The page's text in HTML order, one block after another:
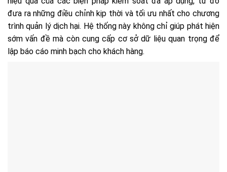
đưa ra những điều chỉnh kịp thời và tối ưu nhất cho chương
trình quản lý dịch hại. Hệ thống này không chỉ giúp phát hiện
sớm vấn đề mà còn cung cấp cơ sở dữ liệu quan trọng để
lập báo cáo minh bạch cho khách hàng.